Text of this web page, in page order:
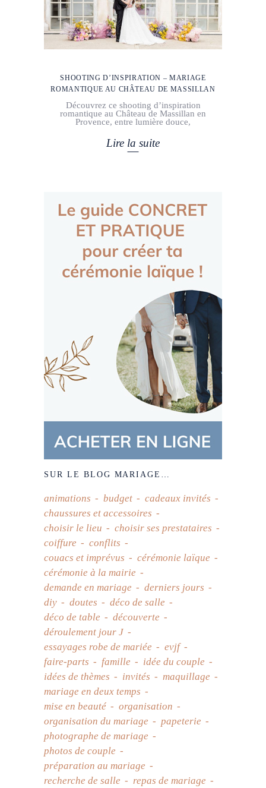
SHOOTING D’INSPIRATION – MARIAGE
ROMANTIQUE AU CHÂTEAU DE MASSILLAN
Découvrez ce shooting d’inspiration
romantique au Château de Massillan en
Provence, entre lumière douce,
Lire la suite
SUR LE BLOG MARIAGE…
animations budget
cadeaux invités
chaussures et accessoires
choisir le lieu
choisir ses prestataires
coiffure
conflits
couacs et imprévus
cérémonie laïque
cérémonie à la mairie
demande en mariage
derniers jours
diy
doutes
déco de salle
déco de table
découverte
déroulement jour J
essayages robe de mariée
evjf
faire-parts
famille
idée du couple
idées de thèmes
invités
maquillage
mariage en deux temps
mise en beauté
organisation
organisation du mariage
papeterie
photographe de mariage
photos de couple
préparation au mariage
recherche de salle
repas de mariage